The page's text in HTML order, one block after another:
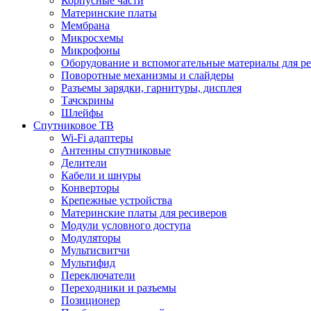
Материнские платы
Мембрана
Микросхемы
Микрофоны
Оборудование и вспомогательные материалы для
Поворотные механизмы и слайдеры
Разъемы зарядки, гарнитуры, дисплея
Тачскрины
Шлейфы
Спутниковое ТВ
Wi-Fi адаптеры
Антенны спутниковые
Делители
Кабели и шнуры
Конверторы
Крепежные устройства
Материнские платы для ресиверов
Модули условного доступа
Модуляторы
Мультисвитчи
Мультифид
Переключатели
Переходники и разъемы
Позиционер